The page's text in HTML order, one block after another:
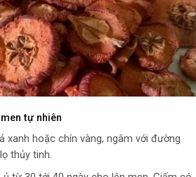
tự nhiên
xanh hoặc chín vàng, ngâm với đường
thủy tinh.